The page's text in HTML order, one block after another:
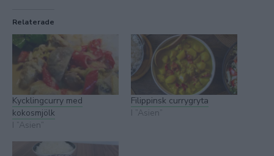
Relaterade
Kycklingcurry med
kokosmjölk
I ”Asien”
Filippinsk currygryta
I ”Asien”